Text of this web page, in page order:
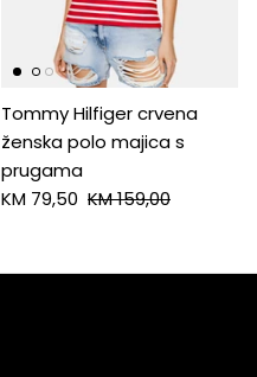
Tommy Hilfiger crvena
ženska polo majica s
prugama
KM 79,50 KM 159,00